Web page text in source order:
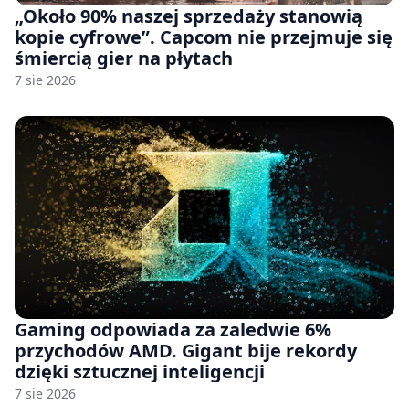
„Około 90% naszej sprzedaży stanowią
kopie cyfrowe”. Capcom nie przejmuje się
śmiercią gier na płytach
7 sie 2026
Gaming odpowiada za zaledwie 6%
przychodów AMD. Gigant bije rekordy
dzięki sztucznej inteligencji
7 sie 2026